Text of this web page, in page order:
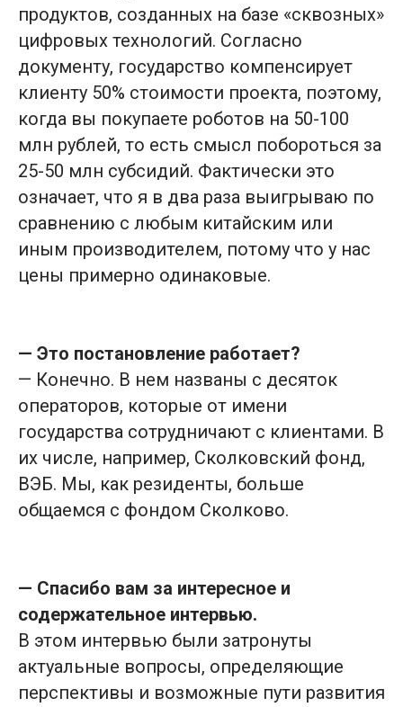
продуктов, созданных на базе «сквозных»
цифровых технологий. Согласно
документу, государство компенсирует
клиенту 50% стоимости проекта, поэтому,
когда вы покупаете роботов на 50-100
млн рублей, то есть смысл побороться за
25-50 млн субсидий. Фактически это
означает, что я в два раза выигрываю по
сравнению с любым китайским или
иным производителем, потому что у нас
цены примерно одинаковые.
— Это постановление работает?
— Конечно. В нем названы с десяток
операторов, которые от имени
государства сотрудничают с клиентами. В
их числе, например, Сколковский фонд,
ВЭБ. Мы, как резиденты, больше
общаемся с фондом Сколково.
— Спасибо вам за интересное и
содержательное интервью.
В этом интервью были затронуты
актуальные вопросы, определяющие
перспективы и возможные пути развития
СОУТ
Сведения о ПО
Доставка
Информация о товарах на сайте носит
ознакомительный характер и не является публичной
офертой. Окончательная цена и наличие товара
подтверждаются менеджером при подтверждении
заказа. Подтверждение заказа осуществляется в
порядке, определённом в Публичной оферте